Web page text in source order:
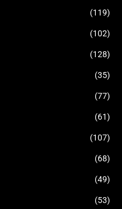
(119)
(102)
(128)
(35)
(77)
(61)
(107)
(68)
(49)
(53)